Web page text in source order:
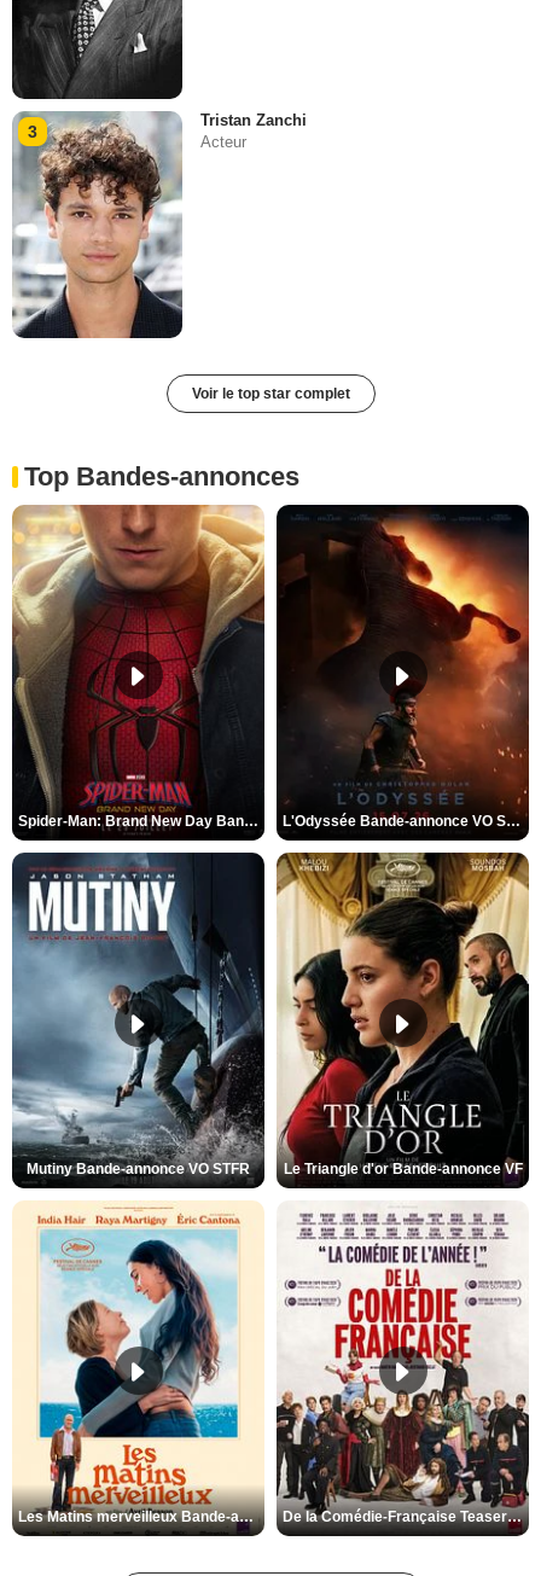
3
Tristan Zanchi
Acteur
Voir le top star complet
Top Bandes-annonces
Spider-Man: Brand New Day Bande-annonce VO STFR L'Odyssée Bande-annonce VO STFR
Mutiny Bande-annonce VO STFR Le Triangle d'or Bande-annonce VF
Les Matins merveilleux Bande-annonce VF De la Comédie-Française Teaser VF